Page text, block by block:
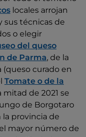
locales arrojan
sus técnicas de
o elegir
del queso
de Parma, de la
(queso curado en
Tomate o de la
mitad de 2021 se
de Borgotaro
la provincia de
mayor número de